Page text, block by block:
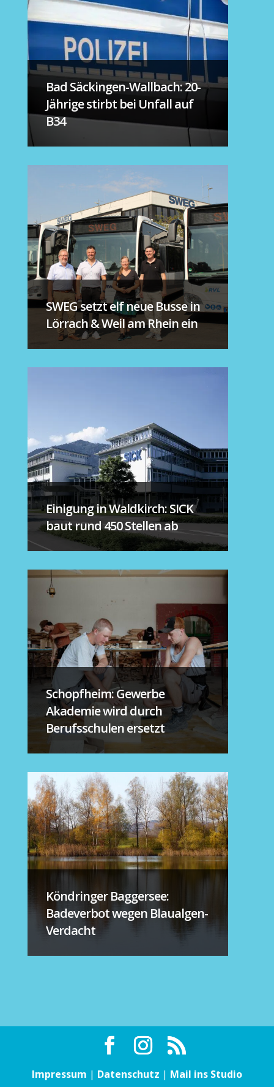
Bad Säckingen-Wallbach: 20-
Jährige stirbt bei Unfall auf
B34
SWEG setzt elf neue Busse in
Lörrach & Weil am Rhein ein
Einigung in Waldkirch: SICK
baut rund 450 Stellen ab
Schopfheim: Gewerbe
Akademie wird durch
Berufsschulen ersetzt
Köndringer Baggersee:
Badeverbot wegen Blaualgen-
Verdacht
Impressum | Datenschutz | Mail ins Studio